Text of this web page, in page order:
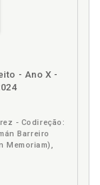
- Ano X -
- Codireção:
Barreiro
Memoriam),